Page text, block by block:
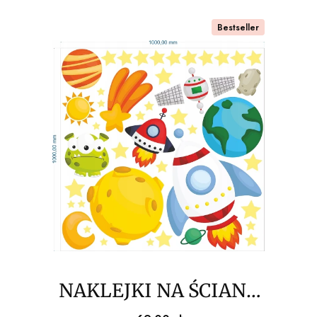
Bestseller
NAKLEJKI NA ŚCIANĘ